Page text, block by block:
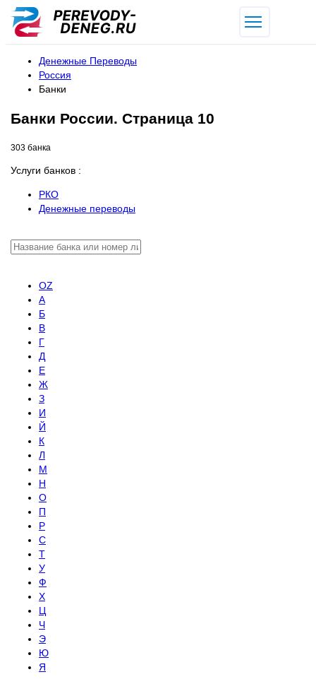
Денежные Переводы
Россия
Банки
Банки России. Страница 10
303 банка
Услуги банков :
РКО
Денежные переводы
OZ
А
Б
В
Г
Д
Е
Ж
З
И
Й
К
Л
М
Н
О
П
Р
С
Т
У
Ф
Х
Ц
Ч
Э
Ю
Я